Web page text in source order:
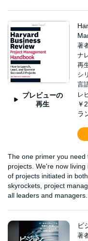
プレビューの
再生
著
ナ
再
シ
言
レ
￥
ラ
The one primer you
projects. We're now
of projects initiated in
skyrockets, project
all leaders and managers.
ビ
著